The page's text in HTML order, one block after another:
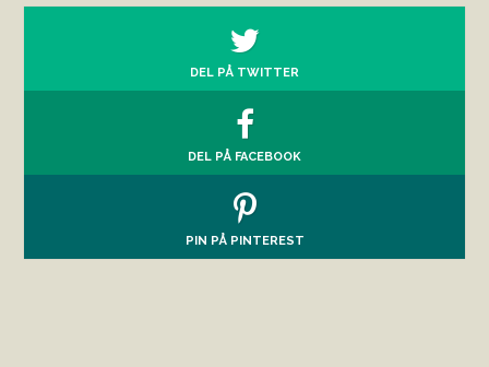
DEL PÅ TWITTER
DEL PÅ FACEBOOK
PIN PÅ PINTEREST